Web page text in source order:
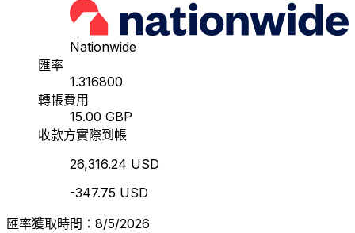
Nationwide
匯率
1.316800
轉帳費用
15.00 GBP
收款方實際到帳
26,316.24 USD
-347.75 USD
匯率獲取時間：8/5/2026